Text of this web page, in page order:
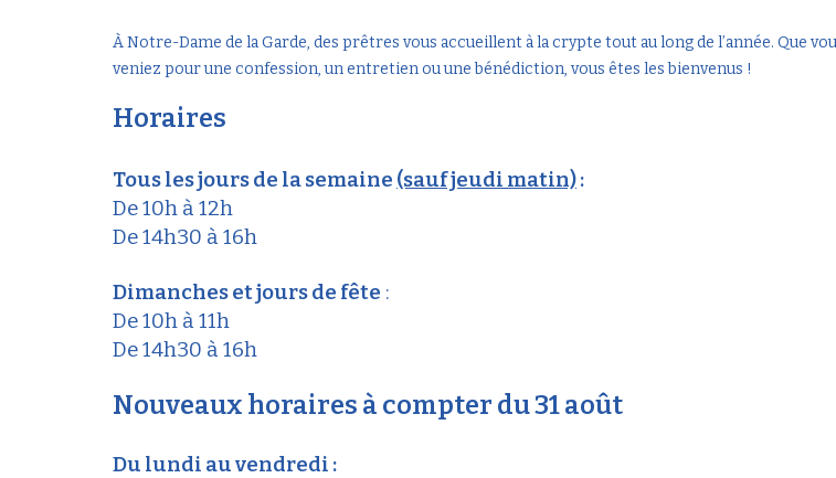
À Notre-Dame de la Garde, des prêtres vous accueillent à la crypte tout au long de l’année. Que
veniez pour une confession, un entretien ou une bénédiction, vous êtes les bienvenus !
Horaires
Tous les jours de la semaine (sauf jeudi matin):
De 10h à 12h
De 14h30 à 16h
Dimanches et jours de fête :
De 10h à 11h
De 14h30 à 16h
Nouveaux horaires à compter du 31 août
Du lundi au vendredi :